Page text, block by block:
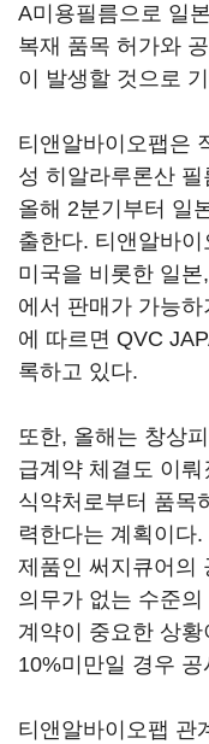
A미용필름으로 일
복재 품목 허가와
이 발생할 것으로
티앤알바이오팹은
성 히알라루론산
올해 2분기부터 일
출한다. 티앤알바
미국을 비롯한 일
에서 판매가 가능
에 따르면 QVC
록하고 있다.
또한, 올해는 창상
급계약 체결도 이
식약처로부터 품목
력한다는 계획이다
제품인 써지큐어의
의무가 없는 수준
계약이 중요한 상
10%미만일 경우
티앤알바이오팹 관